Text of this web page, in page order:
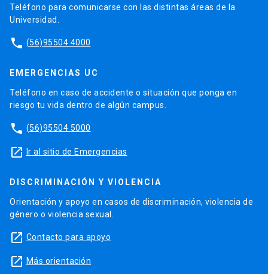
Teléfono para comunicarse con las distintas áreas de la
Universidad.
phone (56)95504 4000
EMERGENCIAS UC
Teléfono en caso de accidente o situación que ponga en
riesgo tu vida dentro de algún campus.
phone (56)95504 5000
launch Ir al sitio de Emergencias
DISCRIMINACIÓN Y VIOLENCIA
Orientación y apoyo en casos de discriminación, violencia de
género o violencia sexual.
launch Contacto para apoyo
launch Más orientación